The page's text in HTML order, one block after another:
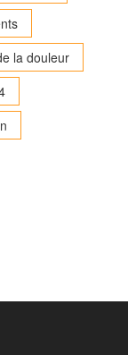
la douleur